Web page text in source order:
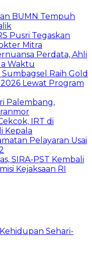
BUMN Tempuh
Pusri Tegaskan
Mitra
Perdata, Ahli
Waktu
Raih Gold
2026 Lewat Program
Palembang,
IRT di
Kepala
Pelayaran Usai
SIRA-PST Kembali
Kejaksaan RI
Sehari-